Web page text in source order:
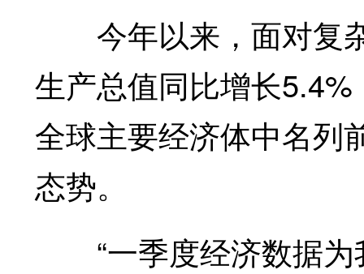
今年以来，面对复
生产总值同比增长
全球主要经济体中名列
态势。
“一季度经济数据为